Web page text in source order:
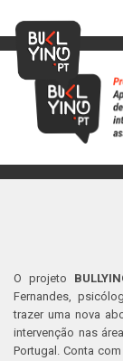
O projeto
Fernandes,
trazer uma nova
intervenção nas
Portugal. Conta